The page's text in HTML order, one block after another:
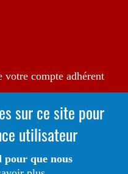
compte adhérent
Raphaëlle Michaud
sur ce site pour
utilisateur
pour que nous